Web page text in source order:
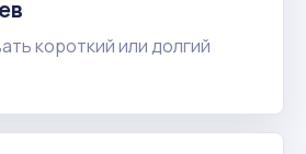
короткий или долгий